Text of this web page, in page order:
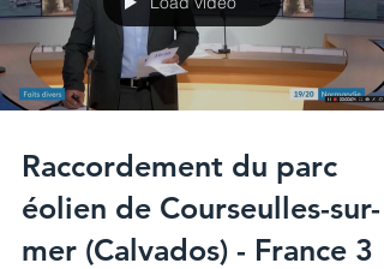
Raccordement du parc
éolien de Courseulles-sur-
mer (Calvados) - France 3